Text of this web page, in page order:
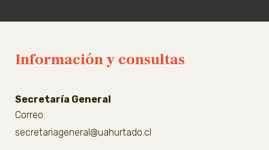
Información y consultas
Secretaría General
Correo:
secretariageneral@uahurtado.cl